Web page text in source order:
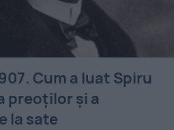
Cum a luat Spiru
preoților și a
la sate